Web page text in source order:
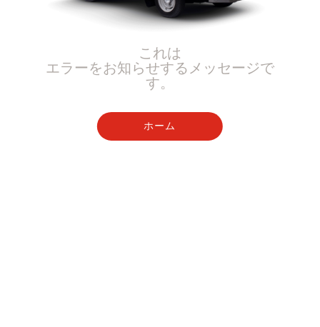
これは
エラーをお知らせするメッセージで
す。
ホーム